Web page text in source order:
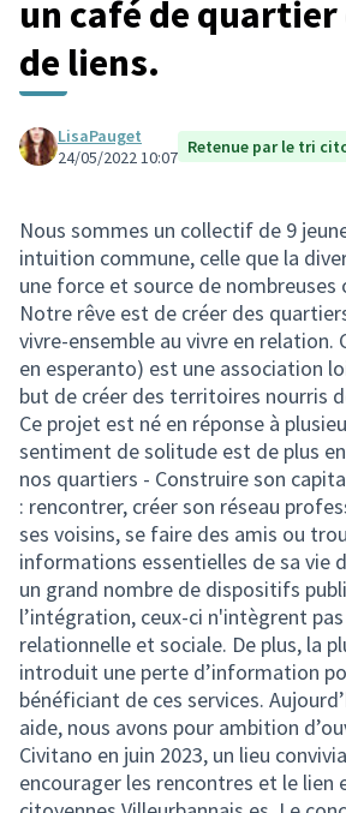
un café de
de liens.
LisaPauget
24/05/2022 10:07 Retenue par le tri
Nous sommes un collectif de 9
intuition commune, celle que la
une force et source de
Notre rêve est de créer des
vivre-ensemble au vivre en relation.
en esperanto) est une association
but de créer des territoires nourris
Ce projet est né en réponse à
sentiment de solitude est de plus
nos quartiers - Construire son
: rencontrer, créer son réseau
ses voisins, se faire des amis ou
informations essentielles de sa vie
un grand nombre de dispositifs
l’intégration, ceux-ci n'intègrent
relationnelle et sociale. De plus, la
introduit une perte d’information
bénéficiant de ces services.
aide, nous avons pour ambition
Civitano en juin 2023, un lieu
encourager les rencontres et le lien